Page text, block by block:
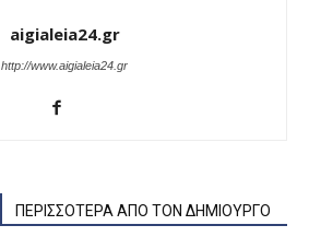
aigialeia24.gr
http://www.aigialeia24.gr
ΠΕΡΙΣΣΟΤΕΡΑ ΑΠΟ ΤΟΝ ΔΗΜΙΟΥΡΓΟ